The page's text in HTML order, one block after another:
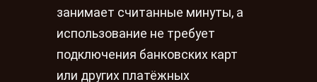
занимает считанные минуты, а
использование не требует
подключения банковских карт
или других платёжных